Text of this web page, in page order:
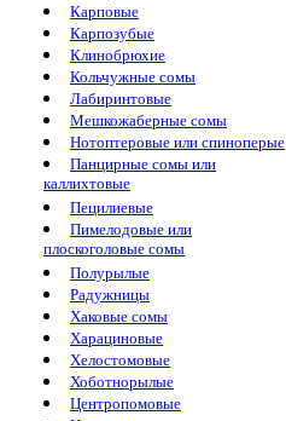
Карповые
Карпозубые
Клинобрюхие
Кольчужные сомы
Лабиринтовые
Мешкожаберные сомы
Нотоптеровые или спиноперые
Панцирные сомы или
каллихтовые
Пецилиевые
Пимелодовые или
плоскоголовые сомы
Полурылые
Радужницы
Хаковые сомы
Харациновые
Хелостомовые
Хоботнорылые
Центропомовые